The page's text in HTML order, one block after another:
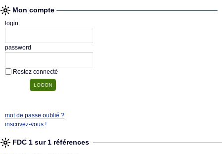
Mon compte
login
password
Restez connecté
mot de passe oublié ?
inscrivez-vous !
FDC 1 sur 1 références